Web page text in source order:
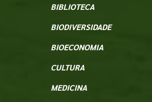
BIBLIOTECA
BIODIVERSIDADE
BIOECONOMIA
CULTURA
MEDICINA